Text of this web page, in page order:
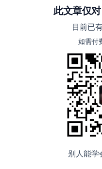
到达当前产品系列最后一
You’ve reached the…
此文章仅
目前已
如需付
别人能学